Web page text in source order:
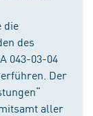
die
des
043-03-04
Der
aller